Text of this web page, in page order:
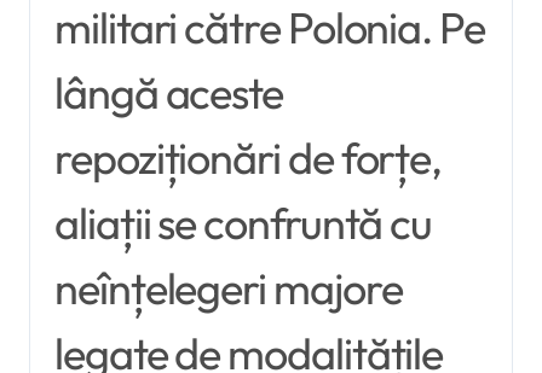
militari către Polonia. Pe
lângă aceste
repoziționări de forțe,
aliații se confruntă cu
neînțelegeri majore
legate de modalitățile